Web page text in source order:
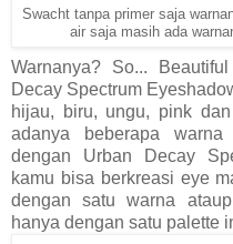
Swacht tanpa primer saja
air saja masih ada
Warnanya? So...
Decay Spectrum
hijau, biru, ungu, pink
adanya beberapa
dengan Urban Decay
kamu bisa berkreasi eye
dengan satu warna
hanya dengan satu palette